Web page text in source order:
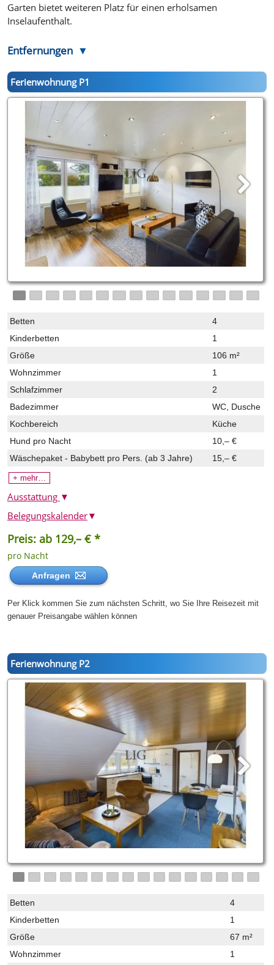
Garten bietet weiteren Platz für einen erholsamen
Inselaufenthalt.
Entfernungen
Ferienwohnung P1
Betten
4
Kinderbetten
1
Größe
106 m²
Wohnzimmer
1
Schlafzimmer
2
Badezimmer
WC, Dusche
Kochbereich
Küche
Hund pro Nacht
10,– €
Wäschepaket - Babybett pro Pers. (ab 3 Jahre) 15,– €
+ mehr…
Ausstattung ▼
Preis: ab 129,– € *
pro Nacht
Anfragen
Per Klick kommen Sie zum nächsten Schritt, wo Sie Ihre Reisezeit mit
genauer Preisangabe wählen können
Belegungskalender▼
Ferienwohnung P2
Betten
4
Kinderbetten
1
Größe
67 m²
Wohnzimmer
1